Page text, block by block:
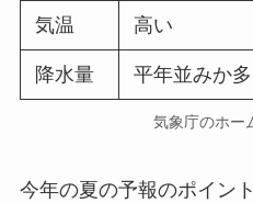
気温 高い
降水量 平年並みか
気象庁のホー
今年の夏の予報のポイン